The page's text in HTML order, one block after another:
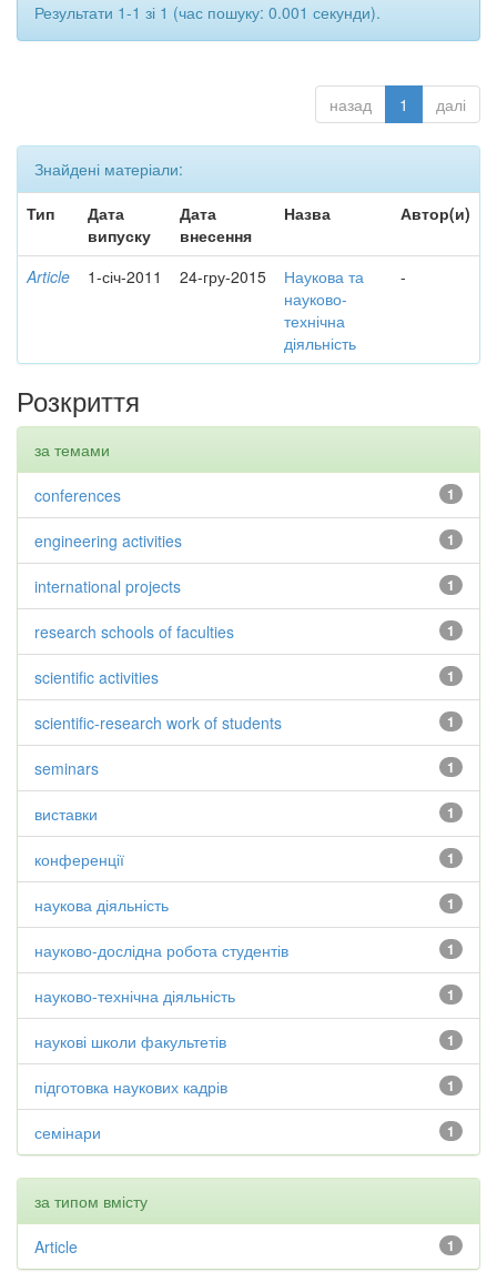
Результати 1-1 зі 1 (час пошуку: 0.001 секунди).
назад 1 далі
Знайдені матеріали:
Тип
Дата
випуску
Дата
внесення
Назва Автор(и)
Article 1-січ-2011 24-гру-2015
Наукова та
науково-
технічна
діяльність
-
Розкриття
за темами
1
conferences
1
engineering activities
1
international projects
1
research schools of faculties
1
scientific activities
1
scientific-research work of students
1
seminars
1
виставки
1
конференції
1
наукова діяльність
1
науково-дослідна робота студентів
1
науково-технічна діяльність
1
наукові школи факультетів
1
підготовка наукових кадрів
1
семінари
за типом вмісту
1
Article